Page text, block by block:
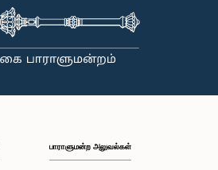
பாராளுமன்ற அலுவல்கள்